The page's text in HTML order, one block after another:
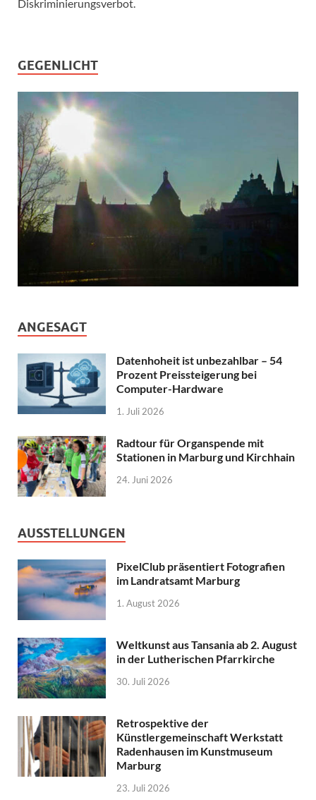
Diskriminierungsverbot.
GEGENLICHT
ANGESAGT
Datenhoheit ist unbezahlbar – 54
Prozent Preissteigerung bei
Computer-Hardware
1. Juli 2026
Radtour für Organspende mit
Stationen in Marburg und Kirchhain
24. Juni 2026
AUSSTELLUNGEN
PixelClub präsentiert Fotografien
im Landratsamt Marburg
1. August 2026
Weltkunst aus Tansania ab 2. August
in der Lutherischen Pfarrkirche
30. Juli 2026
Retrospektive der
Künstlergemeinschaft Werkstatt
Radenhausen im Kunstmuseum
Marburg
23. Juli 2026